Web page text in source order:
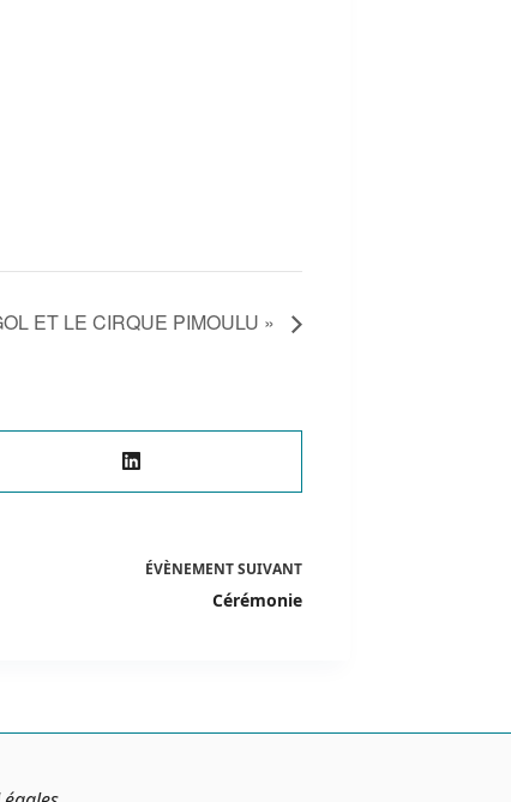
ET LE CIRQUE PIMOULU »
ÉVÈNEMENTSUIVANT
Cérémonie